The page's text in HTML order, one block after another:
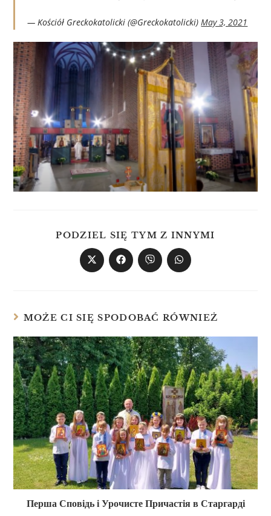
— Kościół Greckokatolicki (@Greckokatolicki)May 3, 2021
PODZIEL SIĘ TYM Z INNYMI
MOŻE CI SIĘ SPODOBAĆ RÓWNIEŻ
Перша Сповідь і Урочисте Причастія в Старгарді